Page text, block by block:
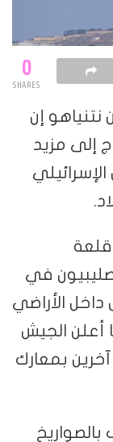
0
SHARES
نتنياهو إن
إلى مزيد
قلعة
في
الأراضي
أعلن الجيش
الإسرائيلي مقتل جندي وإصابة 4 آخرين بمعارك